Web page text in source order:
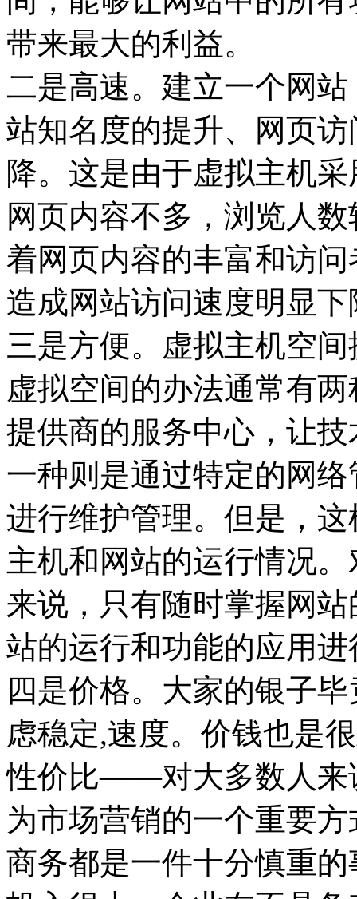
带来最大的利益。
二是高速。建立一个网
站知名度的提升、网页
降。这是由于虚拟主机
网页内容不多，浏览人
着网页内容的丰富和访
造成网站访问速度明显下
三是方便。虚拟主机空
虚拟空间的办法通常有
提供商的服务中心，让
一种则是通过特定的网
进行维护管理。但是，
主机和网站的运行情况
来说，只有随时掌握网
站的运行和功能的应用
四是价格。大家的银子
虑稳定,速度。价钱也是
性价比——对大多数人来
为市场营销的一个重要
商务都是一件十分慎重